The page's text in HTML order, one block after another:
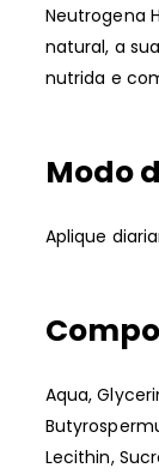
Neutrogena
natural, a
nutrida e
Modo
Aplique
Aqua,
Lecithin,